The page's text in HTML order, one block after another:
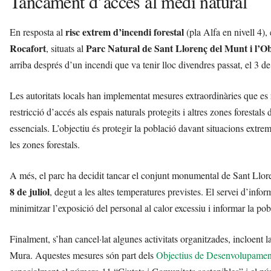
En resposta alrisc extrem d’incendi forestal(pla Alfa en nivell 4),
Rocafort, situats alParc Natural de Sant Llorenç del Munt i
arriba després d’un incendi que va tenir lloc divendres passat, el 3
Les autoritats locals han implementat mesures extraordinàries que
restricció d’accés als espais naturals protegits i altres zones
essencials. L’objectiu és protegir la població davant situacions
les zones forestals.
A més, el parc ha decidit tancar el conjunt monumental de Sant
8 de juliol, degut a les altes temperatures previstes. El servei
minimitzar l’exposició del personal al calor excessiu i informar la
Finalment, s’han cancel·lat algunes activitats organitzades,
Mura. Aquestes mesures són part delsObjectius de